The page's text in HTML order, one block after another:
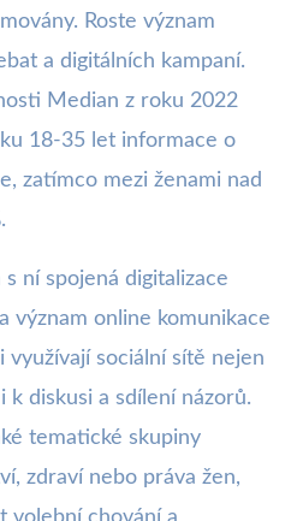
Roste význam
a digitálních kampaní.
Median z roku 2022
18-35 let informace o
zatímco mezi ženami nad
ní spojená digitalizace
význam online komunikace
sociální sítě nejen
k diskusi a sdílení názorů.
tematické skupiny
zdraví nebo práva žen,